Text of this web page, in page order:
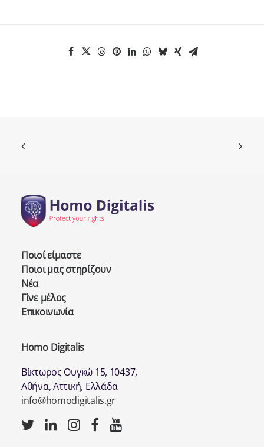
Ποιοί είμαστε
Ποιοι μας στηρίζουν
Νέα
Γίνε μέλος
Επικοινωνία
Homo Digitalis
Βίκτωρος Ουγκώ 15, 10437,
Αθήνα, Αττική, Ελλάδα
info@homodigitalis.gr